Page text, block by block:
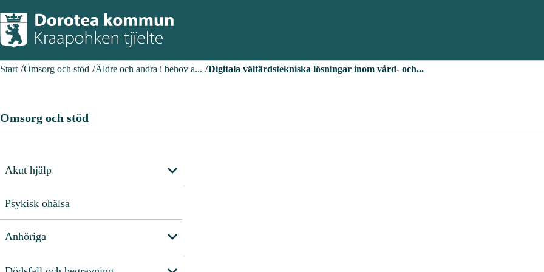
Start Omsorg och stöd Äldre och andra i behov a... Digitala välfärdstekniska lösningar inom vård- och...
Omsorg och stöd
Akut hjälp
Psykisk ohälsa
Anhöriga